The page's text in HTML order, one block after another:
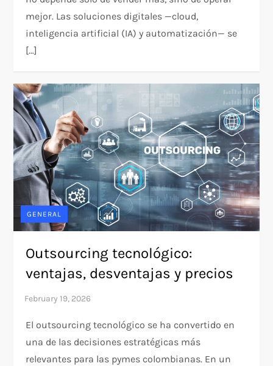
mejor. Las soluciones digitales —cloud,
inteligencia artificial (IA) y automatización— se
[…]
GENERAL
Outsourcing tecnológico:
ventajas, desventajas y precios
El outsourcing tecnológico se ha convertido en
una de las decisiones estratégicas más
relevantes para las pymes colombianas. En un